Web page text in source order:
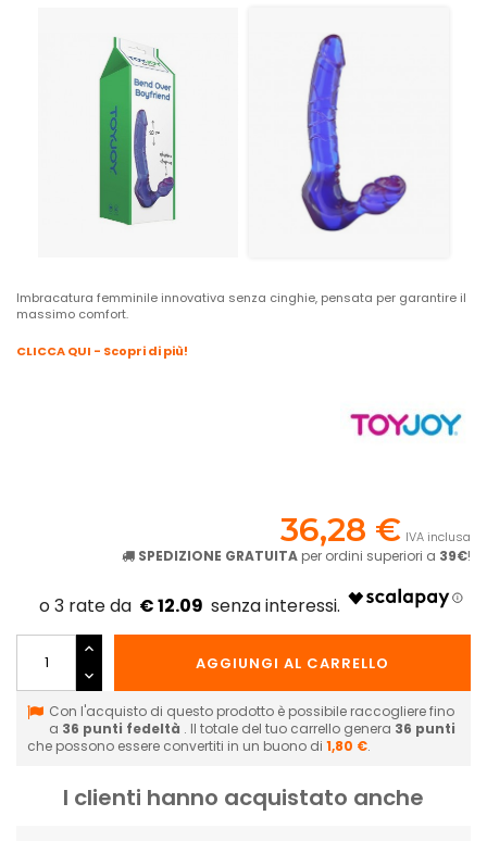
Imbracatura femminile innovativa senza cinghie, pensata per garantire il
massimo comfort.
CLICCA QUI - Scopri di più!
36,28 € IVA inclusa
SPEDIZIONE GRATUITA per ordini superiori a 39€!
€ 12.09
AGGIUNGI AL CARRELLO
Con l'acquisto di questo prodotto è possibile raccogliere fino
a 36 punti fedeltà . Il totale del tuo carrello genera 36 punti
che possono essere convertiti in un buono di 1,80 €.
I clienti hanno acquistato anche